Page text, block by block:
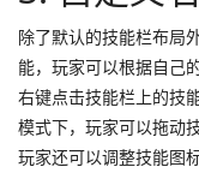
除了默认的技能栏布局
能，玩家可以根据自己
右键点击技能栏上的技
模式下，玩家可以拖动
玩家还可以调整技能图